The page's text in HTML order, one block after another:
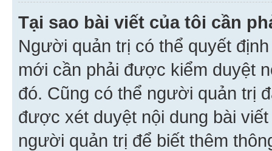
Tại sao bài viết của tôi cần
Người quản trị có thể quyết
mới cần phải được kiểm duyệt
đó. Cũng có thể người quản trị
được xét duyệt nội dung bài
người quản trị để biết thêm